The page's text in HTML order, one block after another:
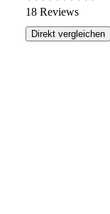
18 Reviews
Direkt vergleichen